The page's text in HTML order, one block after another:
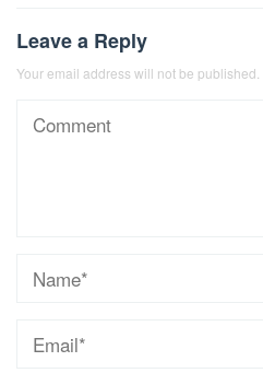
Leave a Reply
Your email address will not be published.